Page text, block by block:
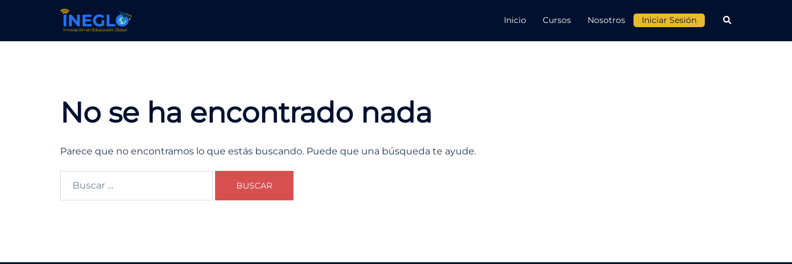
Inicio Cursos Nosotros Iniciar Sesión
No se ha encontrado nada
Parece que no encontramos lo que estás buscando. Puede que una búsqueda te ayude.